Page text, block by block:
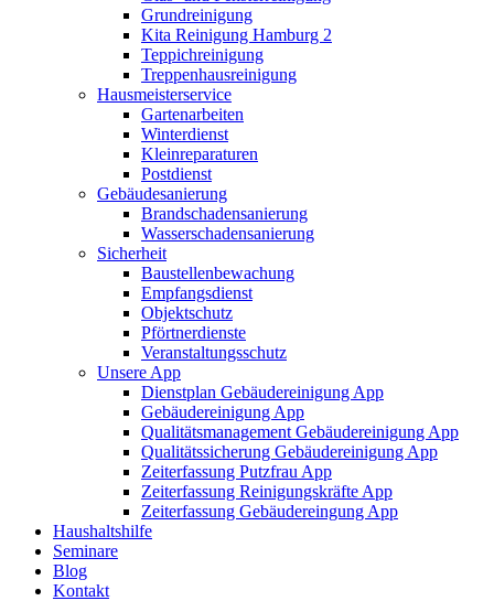
Grundreinigung
Kita Reinigung Hamburg 2
Teppichreinigung
Treppenhausreinigung
Hausmeisterservice
Gartenarbeiten
Winterdienst
Kleinreparaturen
Postdienst
Gebäudesanierung
Brandschadensanierung
Wasserschadensanierung
Sicherheit
Baustellenbewachung
Empfangsdienst
Objektschutz
Pförtnerdienste
Veranstaltungsschutz
Unsere App
Dienstplan Gebäudereinigung App
Gebäudereinigung App
Qualitätsmanagement Gebäudereinigung App
Qualitätssicherung Gebäudereinigung App
Zeiterfassung Putzfrau App
Zeiterfassung Reinigungskräfte App
Zeiterfassung Gebäudereingung App
Haushaltshilfe
Seminare
Blog
Kontakt